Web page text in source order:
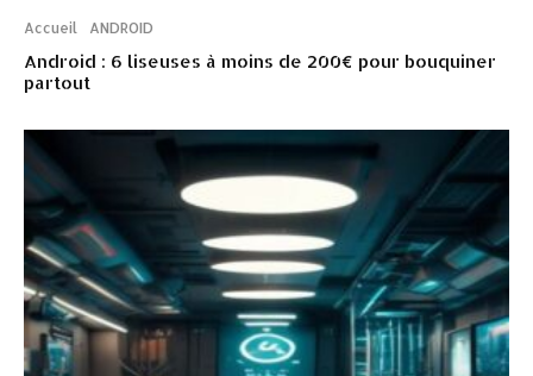
Accueil ANDROID
Android : 6 liseuses à moins de 200€ pour bouquiner
partout